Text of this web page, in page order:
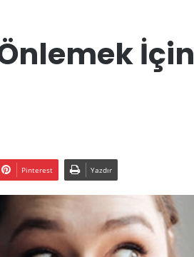
İçin
Pinterest Yazdır